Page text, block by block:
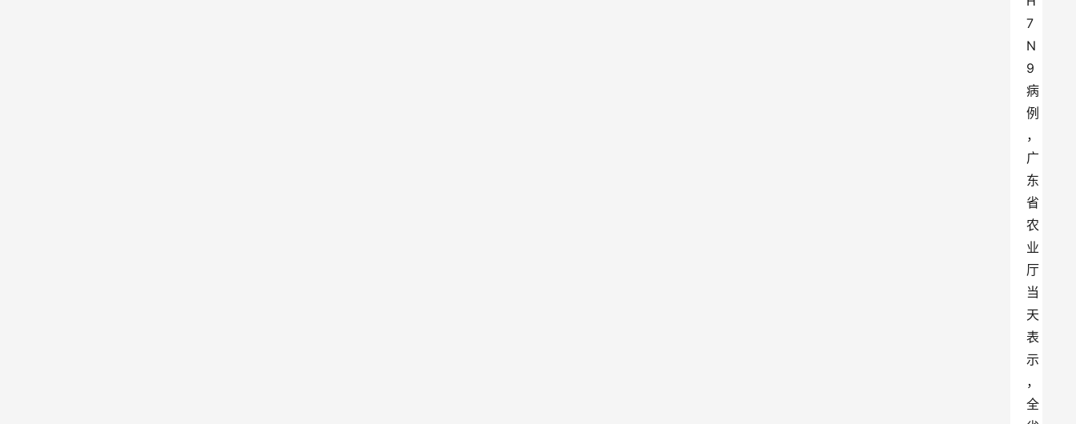
7
N
9
病
例
，
广
东
省
农
业
厅
当
天
表
示
，
全